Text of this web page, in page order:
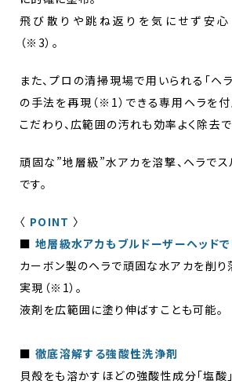
飛び散りや跳ね返りを気にせず安心
（※3）。
また、プロの清掃現場で用いられる「ヘ
の手法を再現（※1）できる専用ヘラを
こだわり、広範囲の汚れも効率よく除去で
頑固な”地層級”水アカを溶撃、ヘラでス
です。
〈 POINT 〉
■ 地層級水アカもブルドーザーヘッド
カーボン製のヘラで頑固な水アカを削
実現（※1）。​
液剤を広範囲に塗り伸ばすことも可能。​
■ 徹底溶解する強酸性洗浄剤
貝殻をも溶かすほどの強酸性成分「塩酸